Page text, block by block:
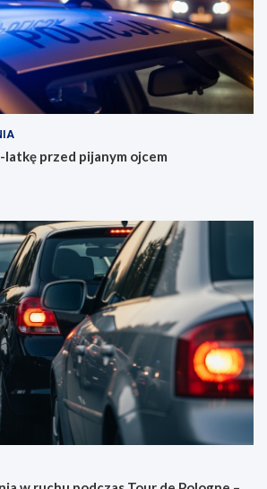
przed pijanym ojcem